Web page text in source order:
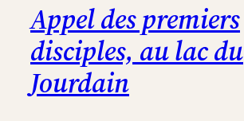
Appel des premiers
disciples, au lac du
Jourdain